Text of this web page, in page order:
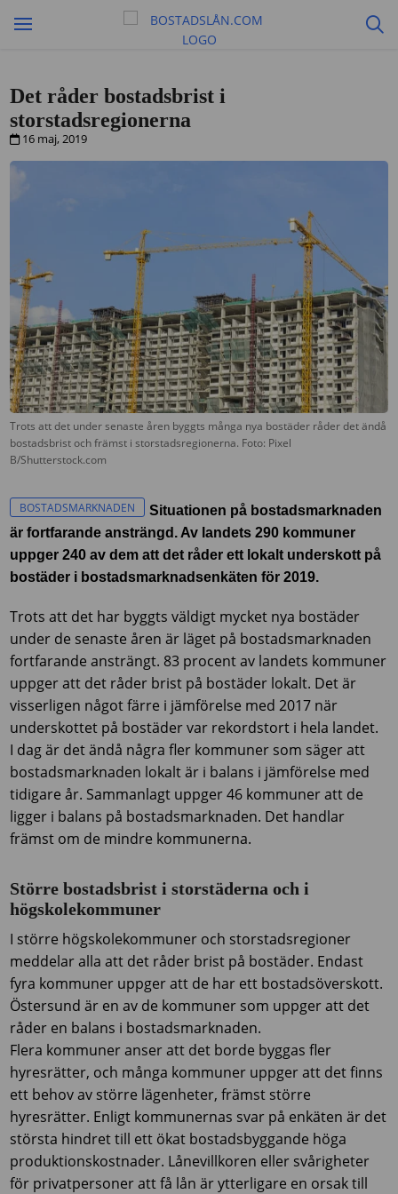
Det råder bostadsbrist i
storstadsregionerna
16 maj, 2019
Trots att det under senaste åren byggts många nya bostäder råder det ändå
bostadsbrist och främst i storstadsregionerna. Foto: Pixel
B/Shutterstock.com
BOSTADSMARKNADEN
Situationen på bostadsmarknaden
är fortfarande ansträngd. Av landets 290 kommuner
uppger 240 av dem att det råder ett lokalt underskott på
bostäder i bostadsmarknadsenkäten för 2019.
Trots att det har byggts väldigt mycket nya bostäder
under de senaste åren är läget på bostadsmarknaden
fortfarande ansträngt. 83 procent av landets kommuner
uppger att det råder brist på bostäder lokalt. Det är
visserligen något färre i jämförelse med 2017 när
underskottet på bostäder var rekordstort i hela landet.
I dag är det ändå några fler kommuner som säger att
bostadsmarknaden lokalt är i balans i jämförelse med
tidigare år. Sammanlagt uppger 46 kommuner att de
ligger i balans på bostadsmarknaden. Det handlar
främst om de mindre kommunerna.
Större bostadsbrist i storstäderna och i
högskolekommuner
I större högskolekommuner och storstadsregioner
meddelar alla att det råder brist på bostäder. Endast
fyra kommuner uppger att de har ett bostadsöverskott.
Östersund är en av de kommuner som uppger att det
råder en balans i bostadsmarknaden.
Flera kommuner anser att det borde byggas fler
hyresrätter, och många kommuner uppger att det finns
ett behov av större lägenheter, främst större
hyresrätter. Enligt kommunernas svar på enkäten är det
största hindret till ett ökat bostadsbyggande höga
produktionskostnader. Lånevillkoren eller svårigheter
för privatpersoner att få lån är ytterligare en orsak till